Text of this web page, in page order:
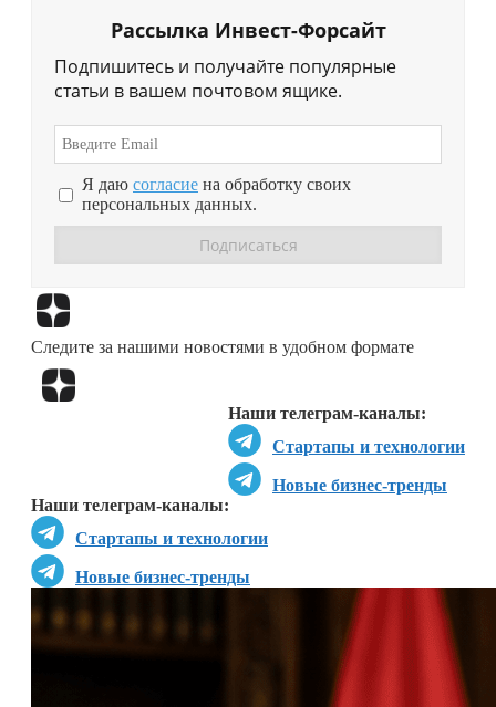
Рассылка Инвест-Форсайт
Подпишитесь и получайте популярные
статьи в вашем почтовом ящике.
Я даю согласие на обработку своих
персональных данных.
Следите за нашими новостями в удобном формате
Наши телеграм-каналы:
Стартапы и технологии
Новые бизнес-тренды
Наши телеграм-каналы:
Стартапы и технологии
Новые бизнес-тренды